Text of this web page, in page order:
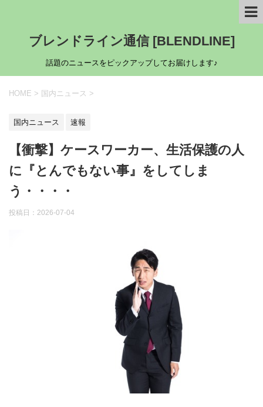
ブレンドライン通信 [BLENDLINE]
話題のニュースをピックアップしてお届けします♪
HOME > 国内ニュース >
国内ニュース 速報
【衝撃】ケースワーカー、生活保護の人
に『とんでもない事』をしてしま
う・・・・
投稿日： 2026-07-04